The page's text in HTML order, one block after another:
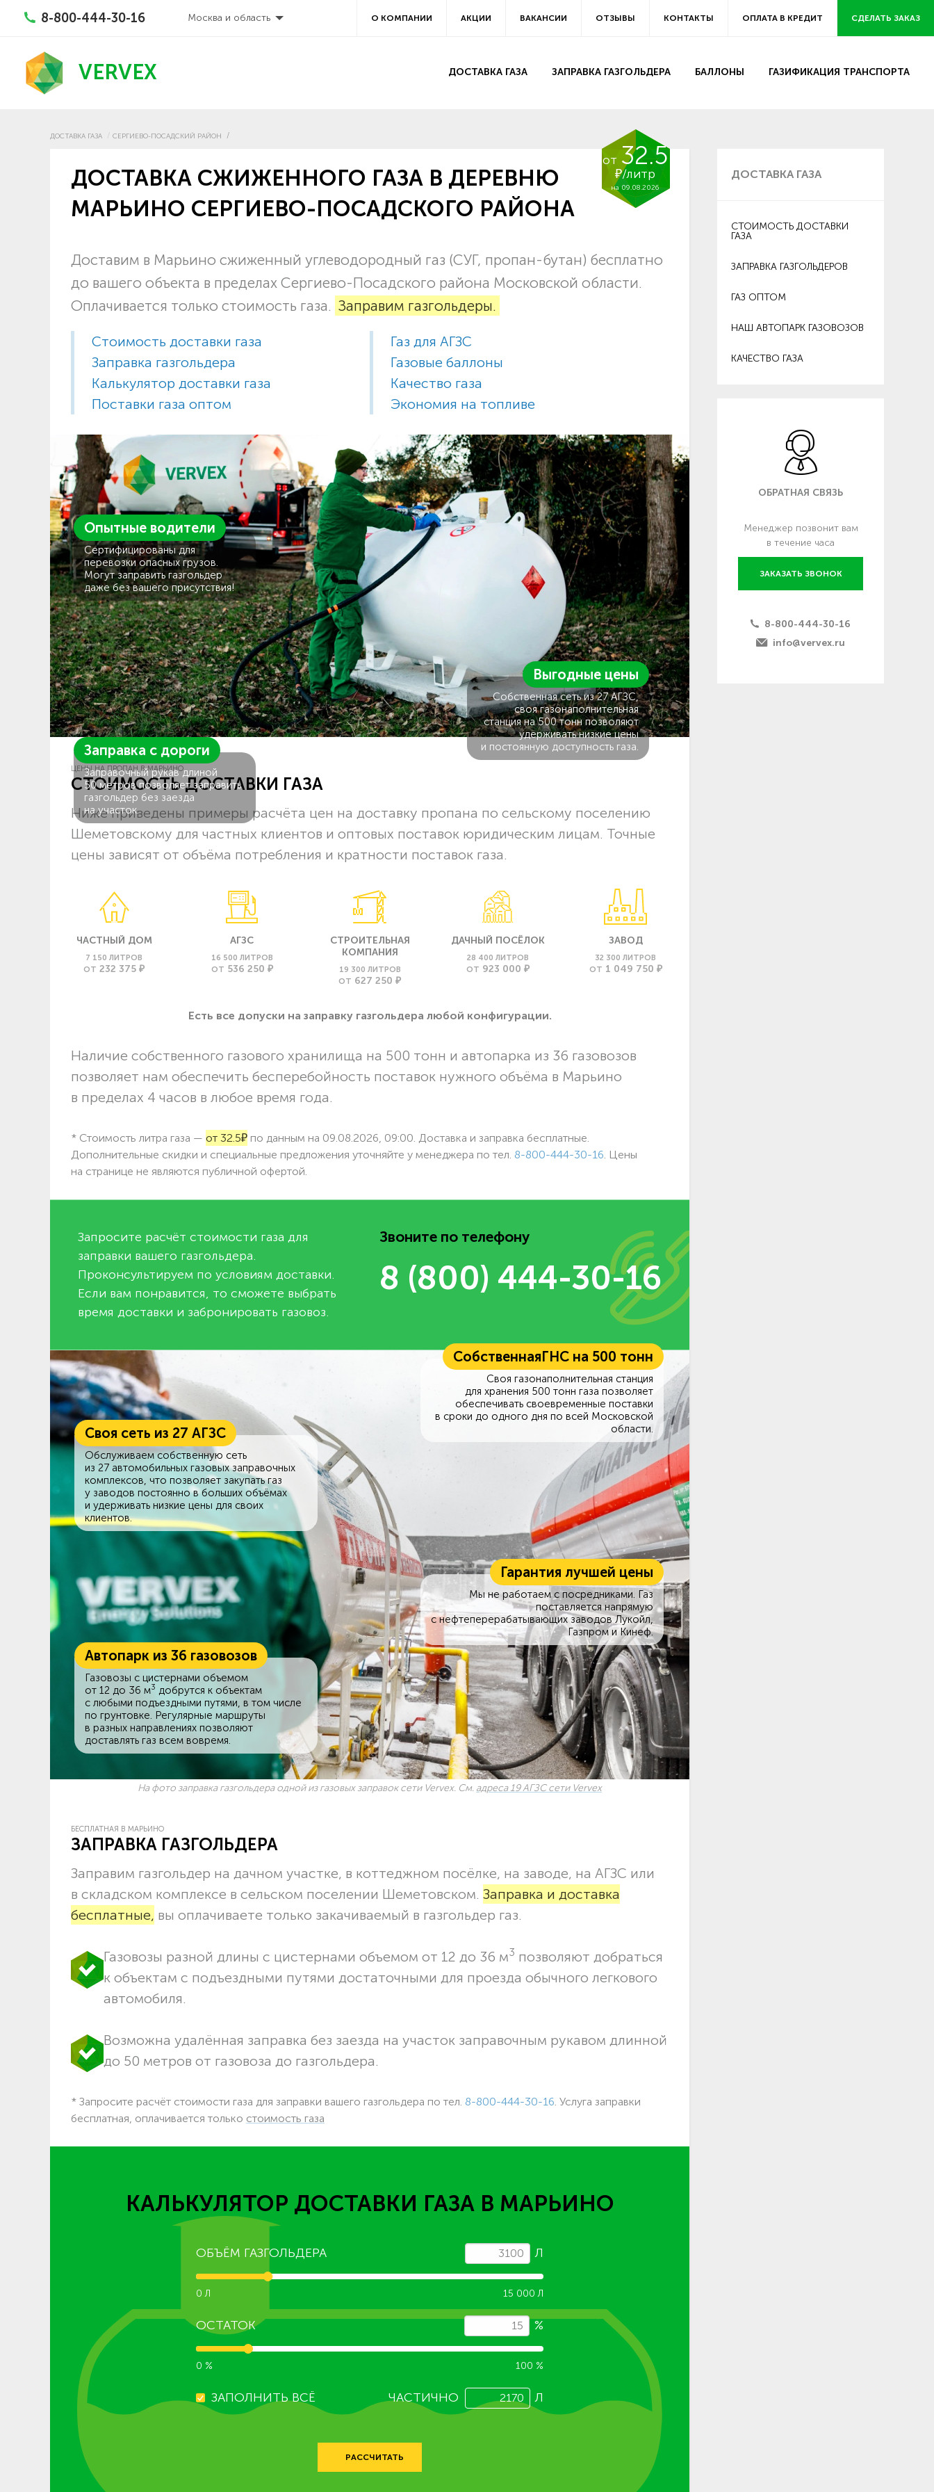
8-800-444-30-16 Москва и область О КОМПАНИИ АКЦИИ ВАКАНСИИ ОТЗЫВЫ КОНТАКТЫ ОПЛАТА В КРЕДИТ СДЕЛАТЬ ЗАКАЗ
VERVEX ДОСТАВКА ГАЗА ЗАПРАВКА ГАЗГОЛЬДЕРА БАЛЛОНЫ ГАЗИФИКАЦИЯ ТРАНСПОРТА
ДОСТАВКА ГАЗА СЕРГИЕВО-ПОСАДСКИЙ РАЙОН
от 32.5
₽/литр
на 09.08.2026
ДОСТАВКА СЖИЖЕННОГО ГАЗА В ДЕРЕВНЮ
МАРЬИНО СЕРГИЕВО-ПОСАДСКОГО РАЙОНА
Доставим в Марьино сжиженный углеводородный газ (СУГ, пропан-бутан) бесплатно
до вашего объекта в пределах Сергиево-Посадского района Московской области.
Оплачивается только стоимость газа. Заправим газгольдеры.
Стоимость доставки газа
Заправка газгольдера
Калькулятор доставки газа
Поставки газа оптом
Газ для АГЗС
Газовые баллоны
Качество газа
Экономия на топливе
Опытные водители
Сертифицированы для
перевозки опасных грузов.
Могут заправить газгольдер
даже без вашего присутствия!
Заправка с дороги
Заправочный рукав длиной
50 метров позволяет заправить
газгольдер без заезда
на участок.
Выгодные цены
Собственная сеть из 27 АГЗС,
своя газонаполнительная
станция на 500 тонн позволяют
удерживать низкие цены
и постоянную доступность газа.
ЦЕНЫ НА ПРОПАН В МАРЬИНО
СТОИМОСТЬ ДОСТАВКИ ГАЗА
Ниже приведены примеры расчёта цен на доставку пропана по сельскому поселению
Шеметовскому для частных клиентов и оптовых поставок юридическим лицам. Точные
цены зависят от объёма потребления и кратности поставок газа.
ЧАСТНЫЙ ДОМ
7 150 ЛИТРОВ
ОТ 232 375 ₽
АГЗС
16 500 ЛИТРОВ
ОТ 536 250 ₽
СТРОИТЕЛЬНАЯ
КОМПАНИЯ
19 300 ЛИТРОВ
ОТ 627 250 ₽
ДАЧНЫЙ ПОСЁЛОК
28 400 ЛИТРОВ
ОТ 923 000 ₽
ЗАВОД
32 300 ЛИТРОВ
ОТ 1 049 750 ₽
Есть все допуски нa заправку газгольдера любой конфигурации.
Наличие собственного газового хранилища на 500 тонн и автопарка из 36 газовозов
позволяет нам обеспечить бесперебойность поставок нужного объёма в Марьино
в пределах 4 часов в любое время года.
* Стоимость литра газа — от 32.5₽ по данным на 09.08.2026, 09:00. Доставка и заправка бесплатные.
Дополнительные скидки и специальные предложения уточняйте у менеджера по тел. 8-800-444-30-16 . Цены
на странице не являются публичной офертой.
Запросите расчёт стоимости газа для
заправки вашего газгольдера.
Проконсультируем по условиям доставки.
Если вам понравится, то сможете выбрать
время доставки и забронировать газовоз.
Звоните по телефону
8 (800) 444-30-16
СобственнаяГНС на 500 тонн
Своя газонаполнительная станция
для хранения 500 тонн газа позволяет
обеспечивать своевременные поставки
в сроки до одного дня по всей Московской
области.
Своя сеть из 27 АГЗС
Обслуживаем собственную сеть
из 27 автомобильных газовых заправочных
комплексов, что позволяет закупать газ
у заводов постоянно в больших объёмах
и удерживать низкие цены для своих
клиентов.
Гарантия лучшей цены
Мы не работаем с посредниками. Газ
поставляется напрямую
с нефтеперерабатывающих заводов Лукойл,
Газпром и Кинеф.
Автопарк из 36 газовозов
Газовозы с цистернами объемом
от 12 до 36 м3 добрутся к объектам
c любыми подъездными путями, в том числе
по грунтовке. Регулярные маршруты
в разных направлениях позволяют
доставлять газ всем вовремя.
На фото заправка газгольдера одной из газовых заправок сети Vervex. См. адреса 19 АГЗС сети Vervex
БЕСПЛАТНАЯ В МАРЬИНО
ЗАПРАВКА ГАЗГОЛЬДЕРА
Заправим газгольдер на дачном участке, в коттеджном посёлке, на заводе, на АГЗС или
в складском комплексе в сельском поселении Шеметовском. Заправка и доставка
бесплатные, вы оплачиваете только закачиваемый в газгольдер газ.
Газовозы разной длины с цистернами объемом от 12 до 36 м3 позволяют добраться
к объектам c подъездными путями достаточными для проезда обычного легкового
автомобиля.
Возможна удалённая заправка без заезда на участок заправочным рукавом длинной
до 50 метров от газовоза до газгольдера.
* Запросите расчёт стоимости газа для заправки вашего газгольдера по тел. 8-800-444-30-16 . Услуга заправки
бесплатная, оплачивается только стоимость газа
КАЛЬКУЛЯТОР ДОСТАВКИ ГАЗА В МАРЬИНО
ОБЪЁМ ГАЗГОЛЬДЕРА Л
0 Л 15 000 Л
ОСТАТОК %
0 % 100 %
ЗАПОЛНИТЬ ВСЁ ЧАСТИЧНО Л
РАССЧИТАТЬ
ДОСТАВКА ГАЗА
СТОИМОСТЬ ДОСТАВКИ
ГАЗА
ЗАПРАВКА ГАЗГОЛЬДЕРОВ
ГАЗ ОПТОМ
НАШ АВТОПАРК ГАЗОВОЗОВ
КАЧЕСТВО ГАЗА
ОБРАТНАЯ СВЯЗЬ
Менеджер позвонит вам
в течение часа
ЗАКАЗАТЬ ЗВОНОК
8-800-444-30-16
info@vervex.ru